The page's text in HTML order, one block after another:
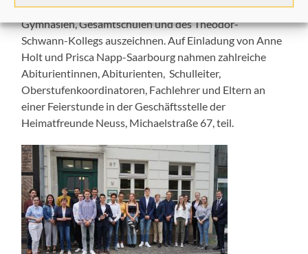
insgesamt 32 Preisträger der verschiedenen
Gymnasien, Gesamtschulen und des Theodor-
Schwann-Kollegs auszeichnen. Auf Einladung von Anne
Holt und Prisca Napp-Saarbourg nahmen zahlreiche
Abiturientinnen, Abiturienten, Schulleiter,
Oberstufenkoordinatoren, Fachlehrer und Eltern an
einer Feierstunde in der Geschäftsstelle der
Heimatfreunde Neuss, Michaelstraße 67, teil.